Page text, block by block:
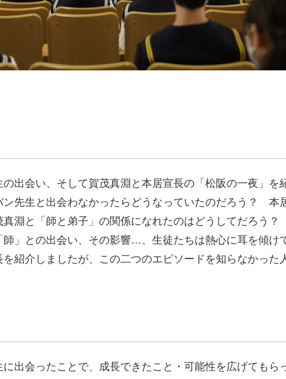
出会い、そして賀茂真淵と本居宣長の「松阪の一夜」を
ン先生と出会わなかったらどうなっていたのだろう？ 本
淵と「師と弟子」の関係になれたのはどうしてだろう？
」との出会い、その影響…、生徒たちは熱心に耳を傾け
紹介しましたが、この二つのエピソードを知らなかった
出会ったことで、成長できたこと・可能性を広げてもら